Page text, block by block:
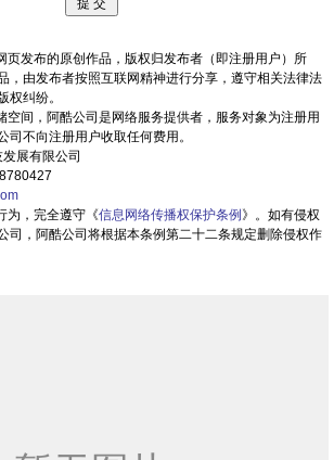
页发布的原创作品，版权归发布者（即注册用户）所
，由发布者按照互联网精神进行分享，遵守相关法律法
权纠纷。
空间，阿酷公司是网络服务提供者，服务对象为注册用
司不向注册用户收取任何费用。
展有限公司
为，完全遵守《信息网络传播权保护条例》。如有侵权
司，阿酷公司将根据本条例第二十二条规定删除侵权作